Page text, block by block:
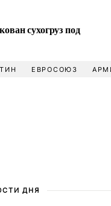
сухогруз под
ЕВРОСОЮЗ
ДНЯ